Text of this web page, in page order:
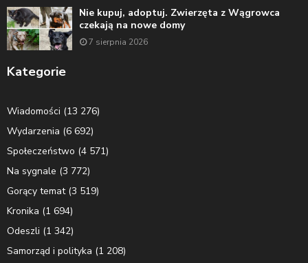
Nie kupuj, adoptuj. Zwierzęta z Wągrowca
czekają na nowe domy
7 sierpnia 2026
Kategorie
Wiadomości (13 276)
Wydarzenia (6 692)
Społeczeństwo (4 571)
Na sygnale (3 772)
Gorący temat(3 519)
Kronika (1 694)
Odeszli (1 342)
Samorząd i polityka (1 208)